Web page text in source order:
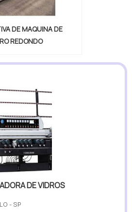
DE MAQUINA DE
REDONDO
DE VIDROS
- SP